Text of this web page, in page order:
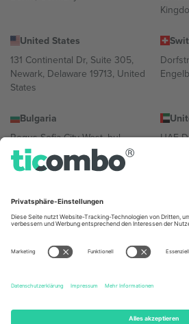
United States
131 Continental Dr, Suite 305,
Newark, Delaware 19713, United
States
Bulgaria
Regus Sofia City West, bul
Totleben 53-55, 1606 Sofia,
Bulgaria
UAE
Mexico
Av Chapultepec 360, Roma
Norte, Cuauhtémoc, 06700
Ciudad de México, CDMX,
Mexico
Die juristische Person des
Informationen finden Sie auf der